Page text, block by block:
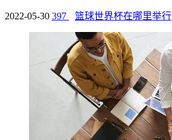
2022-05-30 397 篮球世界杯在哪里举行